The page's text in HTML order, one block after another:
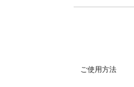
ご使用方法